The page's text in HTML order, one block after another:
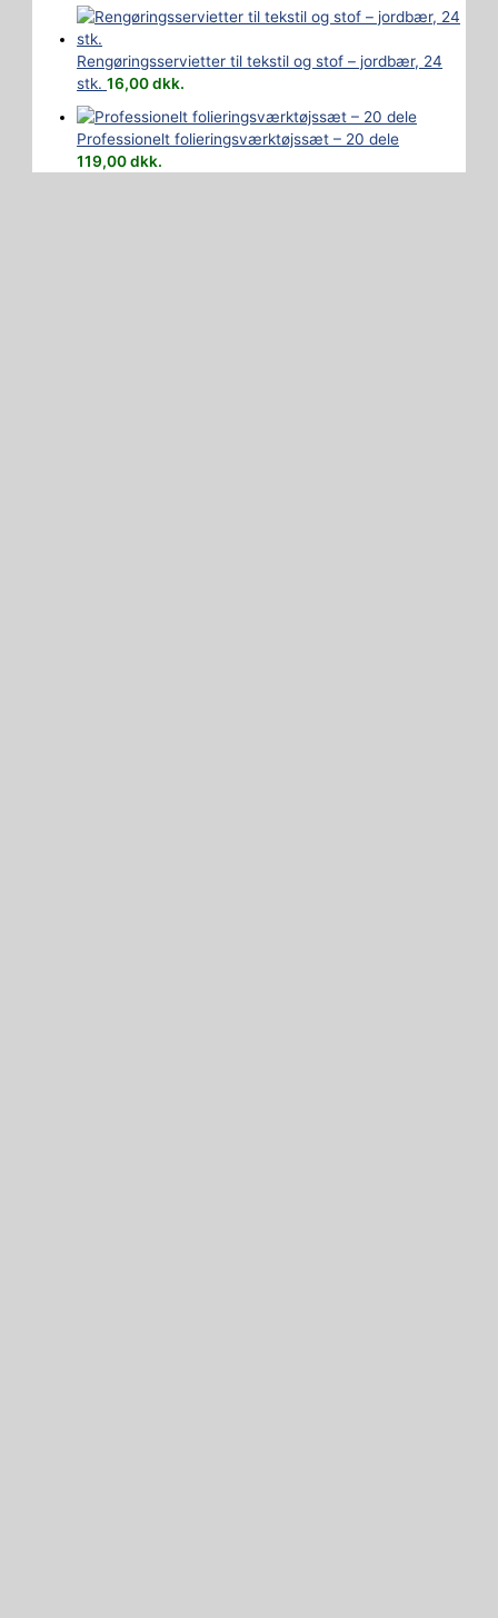
Rengøringsservietter til tekstil og stof – jordbær, 24
stk. 16,00dkk.
Professionelt folieringsværktøjssæt – 20 dele
119,00dkk.